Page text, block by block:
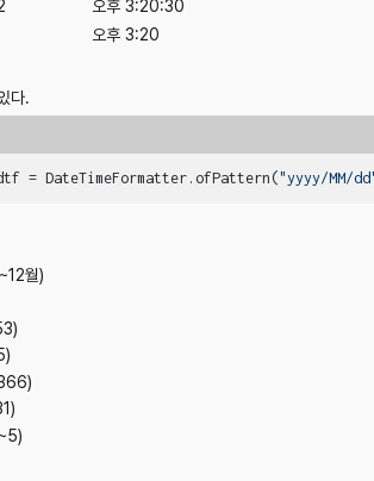
오후 3:20:30
오후 3:20
다.
= DateTimeFormatter.ofPattern("yyyy/MM/
월)